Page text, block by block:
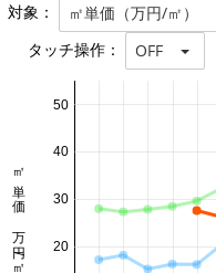
対象： ㎡単価（万円/㎡）
タッチ操作： OFF
20
30
40
50
㎡単価 万円/㎡